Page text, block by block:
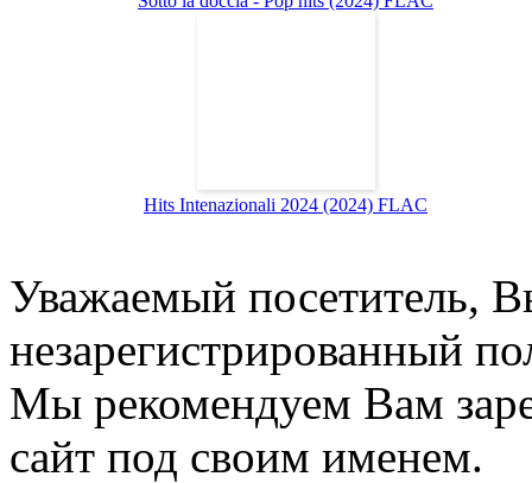
Hits Intenazionali 2024 (2024) FLAC
Уважаемый посетитель,
незарегистрированный
Мы рекомендуем Вам
сайт под своим именем.